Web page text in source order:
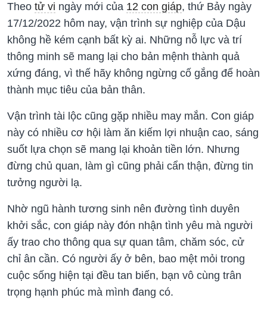
Theo tử vi ngày mới của 12 con giáp, thứ Bảy ngày
17/12/2022 hôm nay, vận trình sự nghiệp của Dậu
không hề kém cạnh bất kỳ ai. Những nỗ lực và trí
thông minh sẽ mang lại cho bản mệnh thành quả
xứng đáng, vì thế hãy không ngừng cố gắng để hoàn
thành mục tiêu của bản thân.
Vận trình tài lộc cũng gặp nhiều may mắn. Con giáp
này có nhiều cơ hội làm ăn kiếm lợi nhuận cao, sáng
suốt lựa chọn sẽ mang lại khoản tiền lớn. Nhưng
đừng chủ quan, làm gì cũng phải cẩn thận, đừng tin
tưởng người lạ.
Nhờ ngũ hành tương sinh nên đường tình duyên
khởi sắc, con giáp này đón nhận tình yêu mà người
ấy trao cho thông qua sự quan tâm, chăm sóc, cử
chỉ ân cần. Có người ấy ở bên, bao mệt mỏi trong
cuộc sống hiện tại đều tan biến, bạn vô cùng trân
trọng hạnh phúc mà mình đang có.